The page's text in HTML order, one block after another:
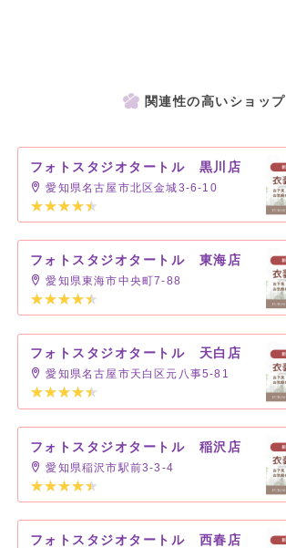
関連性の高いショップ
フォトスタジオタートル 黒川店
愛知県名古屋市北区金城3-6-10
フォトスタジオタートル 東海店
愛知県東海市中央町7-88
フォトスタジオタートル 天白店
愛知県名古屋市天白区元八事5-81
フォトスタジオタートル 稲沢店
愛知県稲沢市駅前3-3-4
フォトスタジオタートル 西春店